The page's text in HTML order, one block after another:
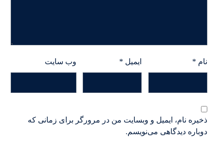
نام * ایمیل * وب‌ سایت
ذخیره نام، ایمیل و وبسایت من در مرورگر برای زمانی که
دوباره دیدگاهی می‌نویسم.